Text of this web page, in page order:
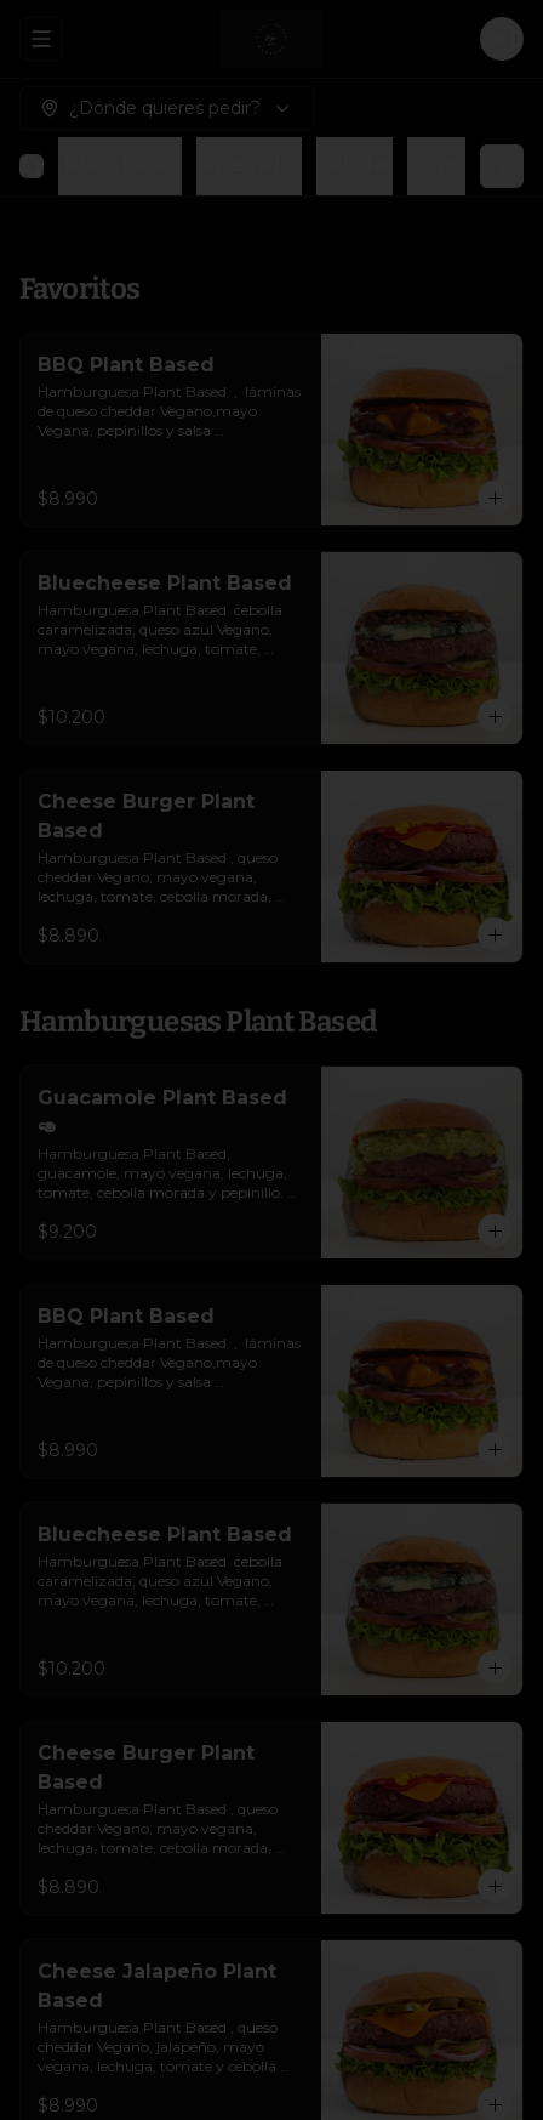
Abrir menu de navegación
¿Dónde quieres pedir?
Plant Based
Favoritos
BBQ Plant Based
Hamburguesa Plant Based  ,  láminas
de queso cheddar Vegano,mayo
Vegana, pepinillos y salsa
libre de Gluten)
$8.990
Bluecheese Plant Based
Hamburguesa Plant Based  cebolla
caramelizada, queso azul Vegano,
mayo vegana, lechuga, tomate,
ligeramente tostado.(No es libre de
Gluten)
$10.200
Cheese Burger Plant
Based
Hamburguesa Plant Based , queso
cheddar Vegano, mayo vegana,
lechuga, tomate, cebolla morada,
Colocados sobre un pan vegano suave
$8.890
Hamburguesas Plant Based
Guacamole Plant Based
🥑
Hamburguesa Plant Based,
guacamole, mayo vegana, lechuga,
tomate, cebolla morada y pepinillo.
y ligeramente tostado. No es libre de
$9.200
BBQ Plant Based
Hamburguesa Plant Based  ,  láminas
de queso cheddar Vegano,mayo
Vegana, pepinillos y salsa
libre de Gluten)
$8.990
Bluecheese Plant Based
Hamburguesa Plant Based  cebolla
caramelizada, queso azul Vegano,
mayo vegana, lechuga, tomate,
ligeramente tostado.(No es libre de
Gluten)
$10.200
Cheese Burger Plant
Based
Hamburguesa Plant Based , queso
cheddar Vegano, mayo vegana,
lechuga, tomate, cebolla morada,
Colocados sobre un pan vegano suave
$8.890
Cheese Jalapeño Plant
Based
Hamburguesa Plant Based , queso
cheddar Vegano, jalapeño, mayo
vegana, lechuga, tomate y cebolla
$8.990